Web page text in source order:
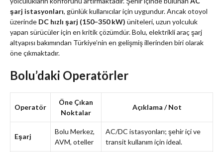
şarj istasyonları, günlük kullanıcılar için uygundur. Ancak otoyol
üzerinde DC hızlı şarj (150–350 kW) üniteleri, uzun yolculuk
yapan sürücüler için en kritik çözümdür. Bolu, elektrikli araç şarj
altyapısı bakımından Türkiye’nin en gelişmiş illerinden biri olarak
öne çıkmaktadır.
Bolu’daki Operatörler
Operatör
Öne Çıkan
Noktalar
Açıklama / Not
Eşarj
Bolu Merkez,
AVM, oteller
AC/DC istasyonları; şehir içi ve
transit kullanım için ideal.